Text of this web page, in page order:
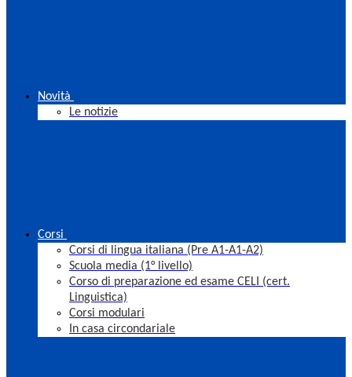
Novità
Le notizie
Corsi
Corsi di lingua italiana (Pre A1-A1-A2)
Scuola media (1° livello)
Corso di preparazione ed esame CELI (cert.
Linguistica)
Corsi modulari
In casa circondariale